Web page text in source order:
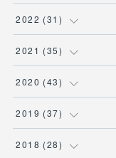
(1 )
(2 )
(4)
(1 )
(2)
(6)
(3 )
(2)
(2)
(3)
2022 (31 )
(1)
(3)
(3)
(2)
2021 (35)
(1)
(4)
(1)
2020 (43)
(3)
(4)
2019 (37)
(4)
2018 (28)